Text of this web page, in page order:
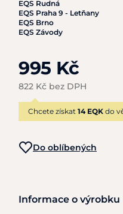
EQS Rudná
EQS Praha 9 - Letňany
EQS Brno
EQS Závody
995 Kč
822 Kč bez DPH
Chcete získat 14 EQK do
Do oblíbených
Informace o výrobku